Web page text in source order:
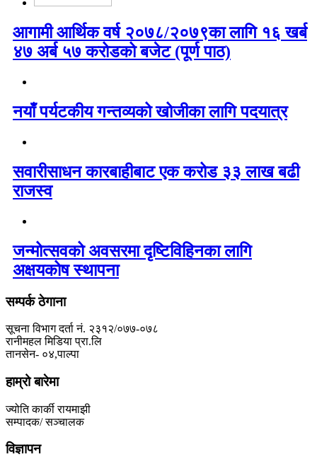
आगामी आर्थिक वर्ष २०७८/२०७९का लागि १६ खर्ब
४७ अर्ब ५७ करोडको बजेट (पूर्ण पाठ)
नयाँ पर्यटकीय गन्तव्यको खोजीका लागि पदयात्र
सवारीसाधन कारबाहीबाट एक करोड ३३ लाख बढी
राजस्व
जन्मोत्सवको अवसरमा दृष्टिविहिनका लागि
अक्षयकोष स्थापना
सम्पर्क ठेगाना
सूचना विभाग दर्ता नं. २३१२/०७७-०७८
रानीमहल मिडिया प्रा.लि
तानसेन- ०४,पाल्पा
हाम्रो बारेमा
ज्योति कार्की रायमाझी
सम्पादक/ सञ्चालक
विज्ञापन